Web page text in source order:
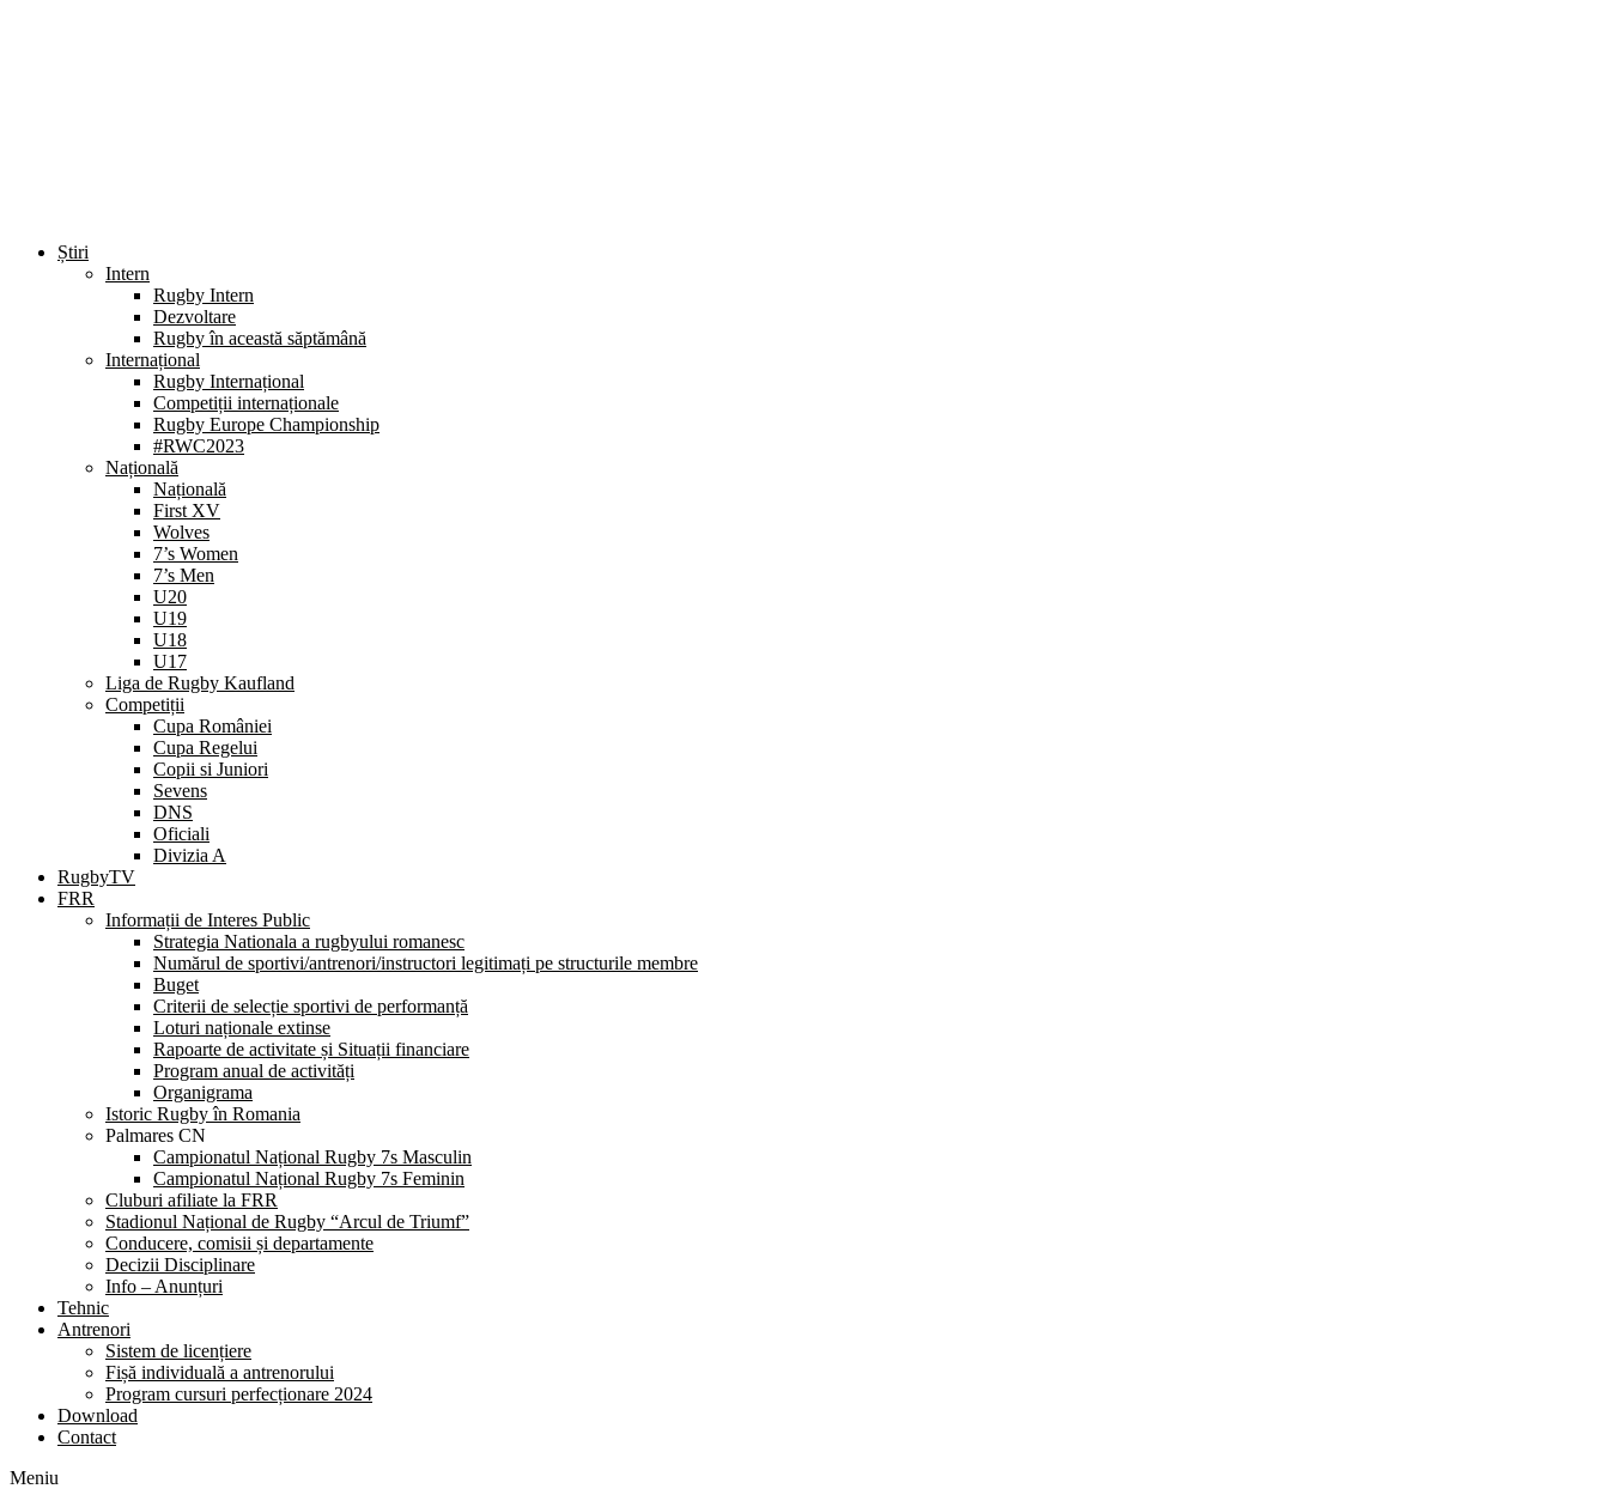
Știri
Intern
Rugby Intern
Dezvoltare
Rugby în această săptămână
Internațional
Rugby Internațional
Competiții internaționale
Rugby Europe Championship
#RWC2023
Națională
Națională
First XV
Wolves
7’s Women
7’s Men
U20
U19
U18
U17
Liga de Rugby Kaufland
Competiții
Cupa României
Cupa Regelui
Copii si Juniori
Sevens
DNS
Oficiali
Divizia A
RugbyTV
FRR
Informații de Interes Public
Strategia Nationala a rugbyului romanesc
Numărul de sportivi/antrenori/instructori legitimați pe structurile membre
Buget
Criterii de selecție sportivi de performanță
Loturi naționale extinse
Rapoarte de activitate și Situații financiare
Program anual de activități
Organigrama
Istoric Rugby în Romania
Palmares CN
Campionatul Național Rugby 7s Masculin
Campionatul Național Rugby 7s Feminin
Cluburi afiliate la FRR
Stadionul Național de Rugby “Arcul de Triumf”
Conducere, comisii și departamente
Decizii Disciplinare
Info – Anunțuri
Tehnic
Antrenori
Sistem de licențiere
Fișă individuală a antrenorului
Program cursuri perfecționare 2024
Download
Contact
Meniu